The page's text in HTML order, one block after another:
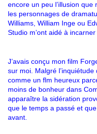
encore un peu l’illusion que
les personnages de
Williams, William Inge ou
Studio m’ont aidé à
J’avais conçu mon film
sur moi. Malgré
comme un flm heureux
moins de bonheur dans
apparaître la sidération
que le temps a passé et
avant.